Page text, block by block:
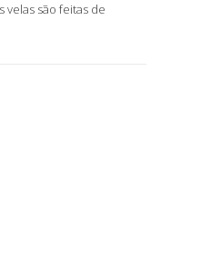
velas são feitas de